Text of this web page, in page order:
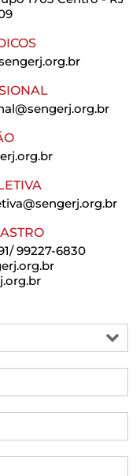
99227-6830